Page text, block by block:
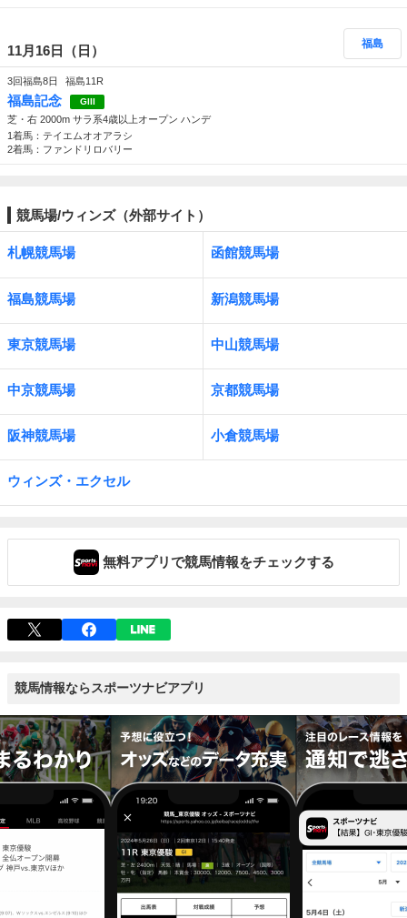
11月16日（日） 福島
3回福島8日 福島11R
福島記念 GIII
芝・右 2000m サラ系4歳以上オープン ハンデ
1着馬：テイエムオオアラシ
2着馬：ファンドリロバリー
競馬場/ウィンズ（外部サイト）
札幌競馬場 函館競馬場
福島競馬場 新潟競馬場
東京競馬場 中山競馬場
中京競馬場 京都競馬場
阪神競馬場 小倉競馬場
ウィンズ・エクセル
無料アプリで競馬情報をチェックする
競馬情報ならスポーツナビアプリ